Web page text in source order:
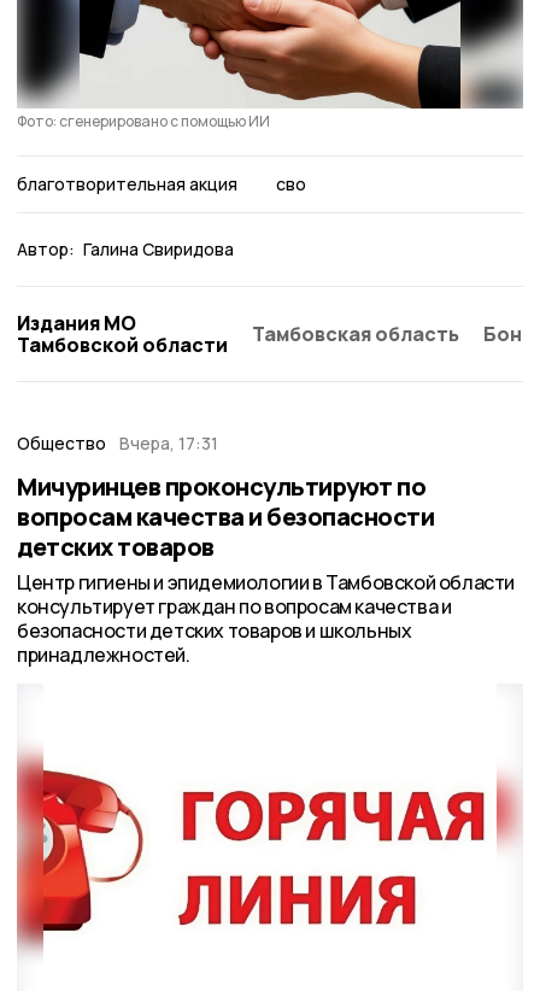
Фото: сгенерировано с помощью ИИ
благотворительная акция сво
Автор: Галина Свиридова
Издания МО
Тамбовской области
Тамбовская область
Общество Вчера, 17:31
Мичуринцев проконсультируют по
вопросам качества и безопасности
детских товаров
Центр гигиены и эпидемиологии в Тамбовской области
консультирует граждан по вопросам качества и
безопасности детских товаров и школьных
принадлежностей.